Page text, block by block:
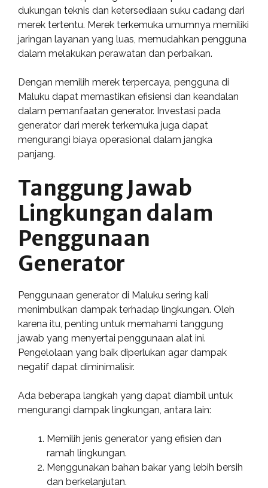
dukungan teknis dan ketersediaan suku cadang dari
merek tertentu. Merek terkemuka umumnya memiliki
jaringan layanan yang luas, memudahkan pengguna
dalam melakukan perawatan dan perbaikan.
Dengan memilih merek terpercaya, pengguna di
Maluku dapat memastikan efisiensi dan keandalan
dalam pemanfaatan generator. Investasi pada
generator dari merek terkemuka juga dapat
mengurangi biaya operasional dalam jangka
panjang.
Tanggung Jawab
Lingkungan dalam
Penggunaan
Generator
Penggunaan generator di Maluku sering kali
menimbulkan dampak terhadap lingkungan. Oleh
karena itu, penting untuk memahami tanggung
jawab yang menyertai penggunaan alat ini.
Pengelolaan yang baik diperlukan agar dampak
negatif dapat diminimalisir.
Ada beberapa langkah yang dapat diambil untuk
mengurangi dampak lingkungan, antara lain:
Memilih jenis generator yang efisien dan
ramah lingkungan.
Menggunakan bahan bakar yang lebih bersih
dan berkelanjutan.